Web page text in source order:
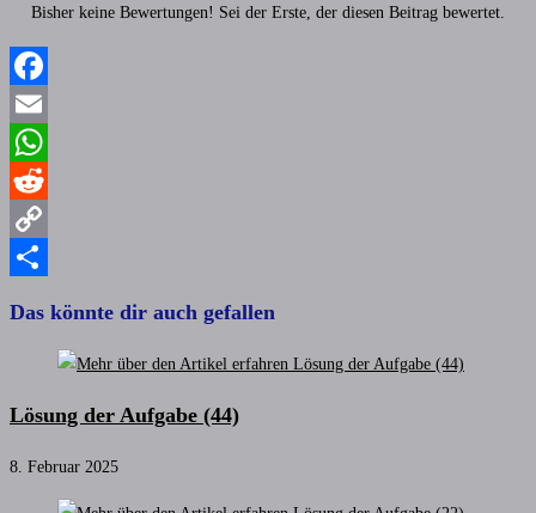
Bisher keine Bewertungen! Sei der Erste, der diesen Beitrag bewertet.
Facebook
Email
WhatsApp
Reddit
Copy
Das könnte dir auch gefallen
Lösung der Aufgabe (44)
8. Februar 2025